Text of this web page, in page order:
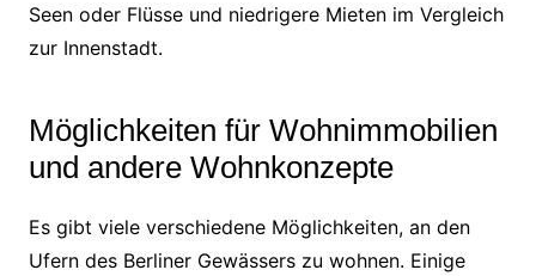
Seen oder Flüsse und niedrigere Mieten im Vergleich
zur Innenstadt.
Möglichkeiten für Wohnimmobilien
und andere Wohnkonzepte
Es gibt viele verschiedene Möglichkeiten, an den
Ufern des Berliner Gewässers zu wohnen. Einige